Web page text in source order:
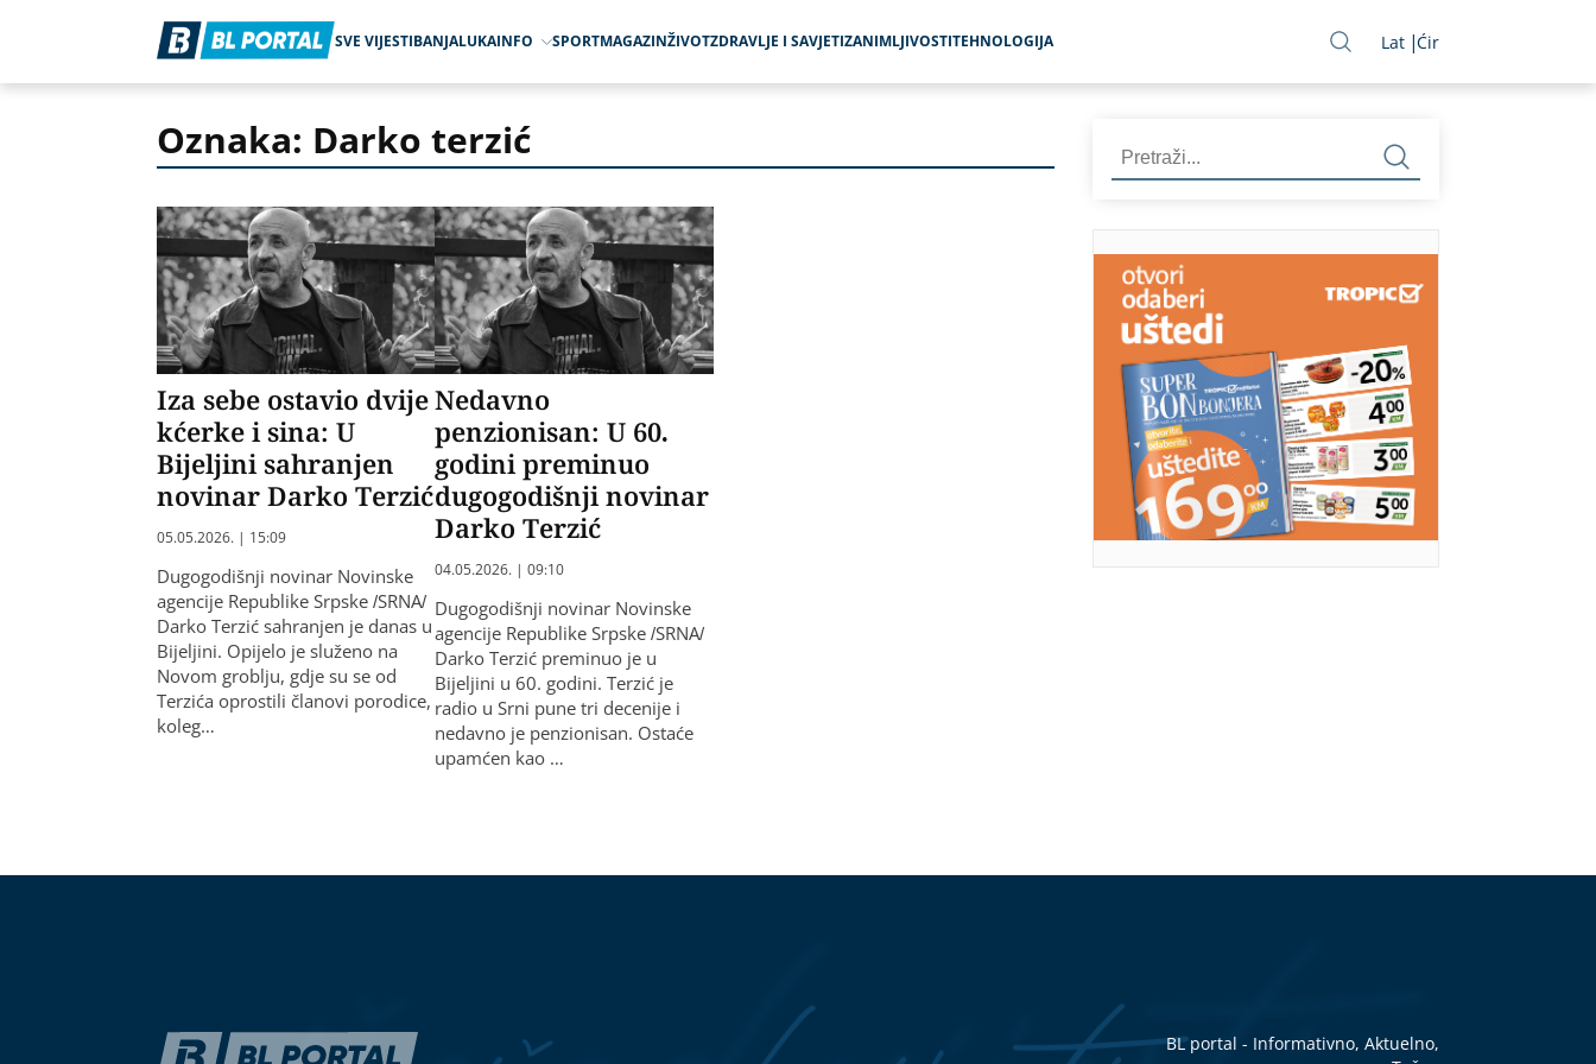
SVE VIJESTIBANJALUKAINFO SPORTMAGAZINŽIVOTZDRAVLJE I SAVJETIZANIMLJIVOSTITEHNOLOGIJA Lat Ćir
Oznaka: Darko terzić
Iza sebe ostavio dvije
kćerke i sina: U
Bijeljini sahranjen
novinar Darko Terzić
05.05.2026. | 15:09
Dugogodišnji novinar Novinske
agencije Republike Srpske /SRNA/
Darko Terzić sahranjen je danas u
Bijeljini. Opijelo je služeno na
Novom groblju, gdje su se od
Terzića oprostili članovi porodice,
koleg…
Nedavno
penzionisan: U 60.
godini preminuo
dugogodišnji novinar
Darko Terzić
04.05.2026. | 09:10
Dugogodišnji novinar Novinske
agencije Republike Srpske /SRNA/
Darko Terzić preminuo je u
Bijeljini u 60. godini. Terzić je
radio u Srni pune tri decenije i
nedavno je penzionisan. Ostaće
upamćen kao …
BL portal - Informativno, Aktuelno,